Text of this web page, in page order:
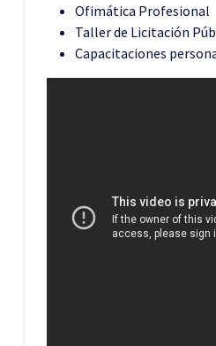
Ofimática Profesional
Taller de Licitación
Capacitaciones